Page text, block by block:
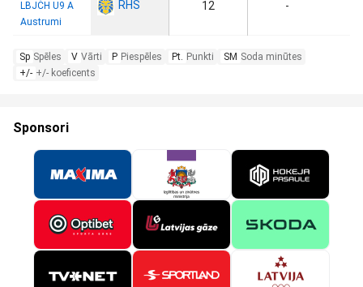
LBJČH U9 A
Austrumi
RHS 12 -
Sp Spēles V Vārti P Piespēles Pt. Punkti SM Soda minūtes
+/- +/- koeficents
Sponsori